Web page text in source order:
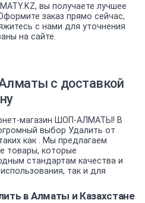
вы получаете лучшее
заказ прямо сейчас,
с нами для уточнения
на сайте.
с доставкой
магазин ШОП-АЛМАТЫ! В
выбор Удалить от
как . Мы предлагаем
товары, которые
стандартам качества и
так и для
в Алматы и Казахстане